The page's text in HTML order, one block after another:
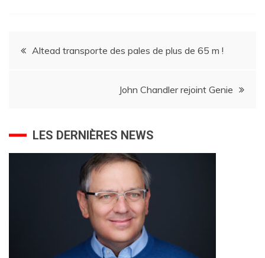
Navigation
Altead transporte des pales de plus de 65 m !
John Chandler rejoint Genie
LES DERNIÈRES NEWS